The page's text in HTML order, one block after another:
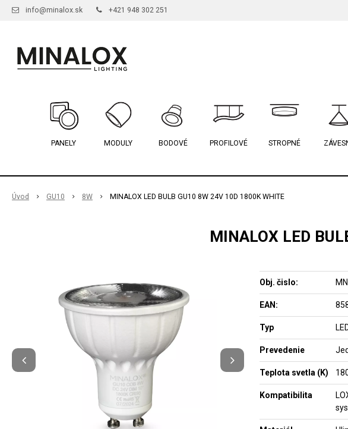
info@minalox.sk +421 948 302 251
PANELY MODULY BODOVÉ PROFILOVÉ STROPNÉ
Úvod GU10 8W MINALOX LED BULB GU10 8W 24V 10D 1800K WHITE
MINALOX LED
Obj. čislo:
EAN:
Typ
Prevedenie
Teplota svetla (K)
Kompatibilita